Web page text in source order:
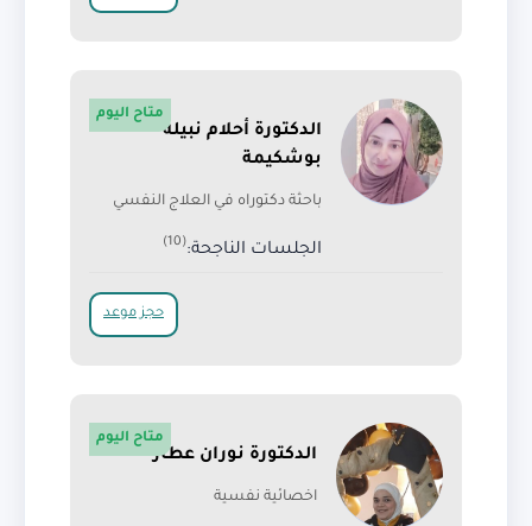
الدكتورة أحلام نبيلة
بوشكيمة
باحثة دكتوراه في العلاج النفسي
الجلسات الناجحة:(10)
متاح اليوم
حجز موعد
الدكتورة نوران عطار
اخصائية نفسية
متاح اليوم